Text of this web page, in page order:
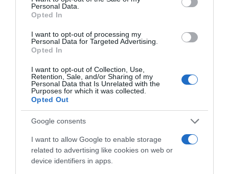
Personal Data.
Opted In
I want to opt-out of processing my
Personal Data for Targeted Advertising.
Opted In
I want to opt-out of Collection, Use,
Retention, Sale, and/or Sharing of my
Personal Data that Is Unrelated with the
Purposes for which it was collected.
Opted Out
Google consents
I want to allow Google to enable storage
related to advertising like cookies on web or
device identifiers in apps.
HASONLÓ BEJEGYZÉSEK